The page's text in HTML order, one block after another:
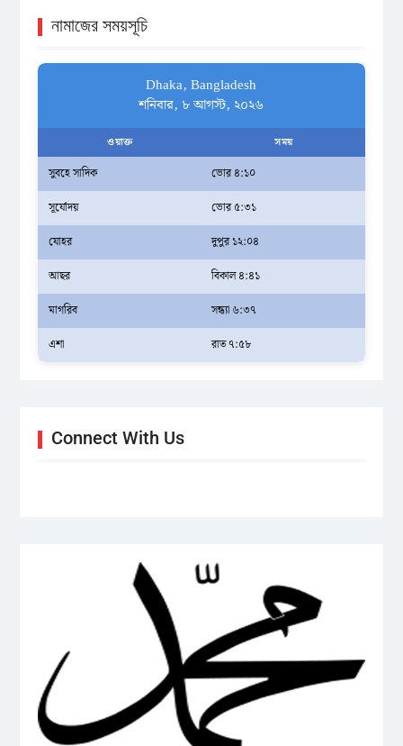
নামাজের সময়সূচি
Dhaka, Bangladesh
শনিবার, ৮ আগস্ট, ২০২৬
ওয়াক্ত সময়
সুবহে সাদিক
ভোর ৪:১০
সূর্যোদয়
ভোর ৫:৩১
যোহর
দুপুর ১২:০৪
আছর
বিকাল ৪:৪১
মাগরিব
সন্ধ্যা ৬:৩৭
এশা
রাত ৭:৫৮
Connect With Us